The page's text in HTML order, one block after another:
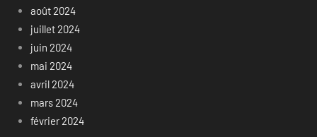
août 2024
juillet 2024
juin 2024
mai 2024
avril 2024
mars 2024
février 2024